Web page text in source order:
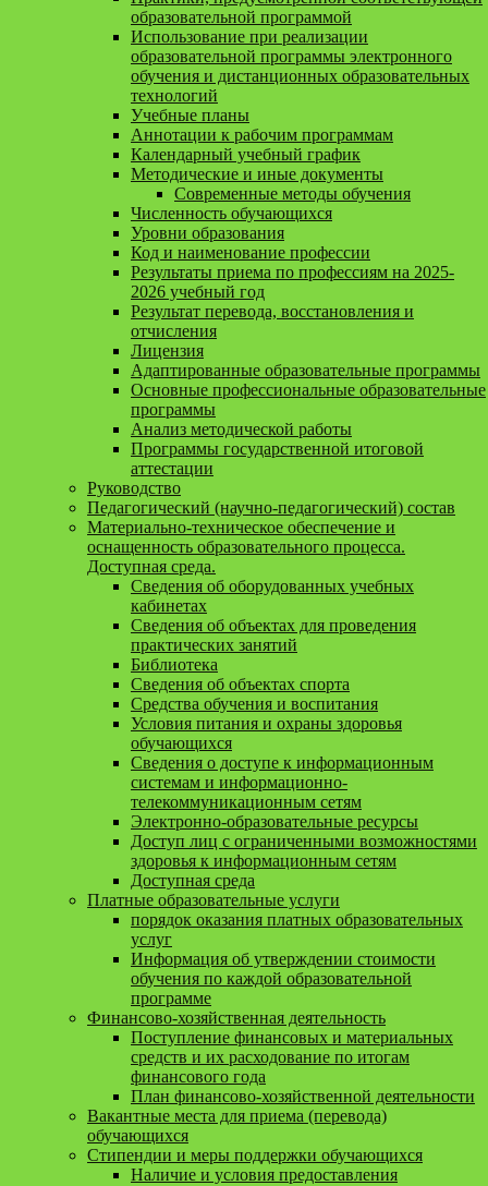
образовательной программой
Использование при реализации
образовательной программы электронного
обучения и дистанционных образовательных
технологий
Учебные планы
Аннотации к рабочим программам
Календарный учебный график
Методические и иные документы
Современные методы обучения
Численность обучающихся
Уровни образования
Код и наименование профессии
Результаты приема по профессиям на 2025-
2026 учебный год
Результат перевода, восстановления и
отчисления
Лицензия
Адаптированные образовательные программы
Основные профессиональные образовательные
программы
Анализ методической работы
Программы государственной итоговой
аттестации
Руководство
Педагогический (научно-педагогический) состав
Материально-техническое обеспечение и
оснащенность образовательного процесса.
Доступная среда.
Сведения об оборудованных учебных
кабинетах
Сведения об объектах для проведения
практических занятий
Библиотека
Сведения об объектах спорта
Средства обучения и воспитания
Условия питания и охраны здоровья
обучающихся
Сведения о доступе к информационным
системам и информационно-
телекоммуникационным сетям
Электронно-образовательные ресурсы
Доступ лиц с ограниченными возможностями
здоровья к информационным сетям
Доступная среда
Платные образовательные услуги
порядок оказания платных образовательных
услуг
Информация об утверждении стоимости
обучения по каждой образовательной
программе
Финансово-хозяйственная деятельность
Поступление финансовых и материальных
средств и их расходование по итогам
финансового года
План финансово-хозяйственной деятельности
Вакантные места для приема (перевода)
обучающихся
Стипендии и меры поддержки обучающихся
Наличие и условия предоставления